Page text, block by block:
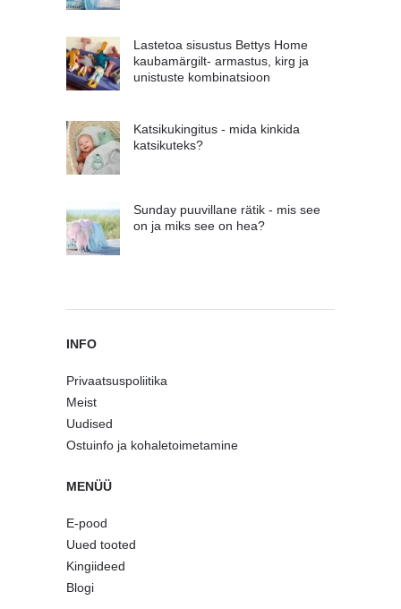
Lastetoa sisustus Bettys Home
kaubamärgilt- armastus, kirg ja
unistuste kombinatsioon
Katsikukingitus - mida kinkida
katsikuteks?
Sunday puuvillane rätik - mis see
on ja miks see on hea?
INFO
Privaatsuspoliitika
Meist
Uudised
Ostuinfo ja kohaletoimetamine
MENÜÜ
E-pood
Uued tooted
Kingiideed
Blogi